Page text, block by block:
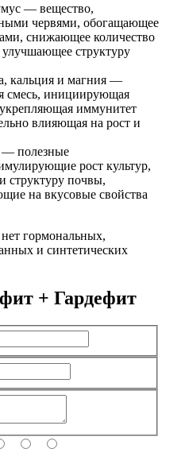
— вещество,
червями, обогащающее
снижающее количество
структуру
кальция и магния —
смесь, инициирующая
иммунитет
влияющая на рост и
— полезные
рост культур,
структуру почвы,
на вкусовые свойства
гормональных,
и синтетических
+ Гардефит